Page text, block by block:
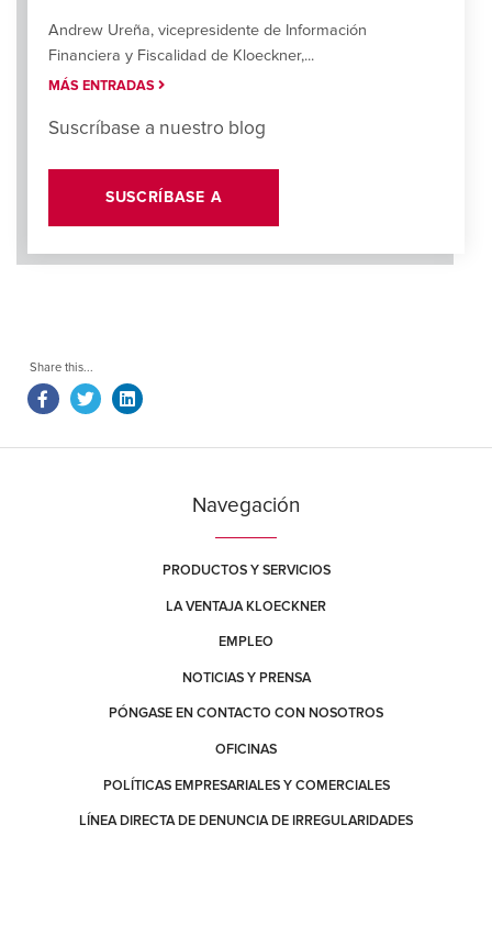
Andrew Ureña, vicepresidente de Información
Financiera y Fiscalidad de Kloeckner,...
MÁS ENTRADAS
Suscríbase a nuestro blog
SUSCRÍBASE A
Navegación
PRODUCTOS Y SERVICIOS
LA VENTAJA KLOECKNER
EMPLEO
NOTICIAS Y PRENSA
PÓNGASE EN CONTACTO CON NOSOTROS
OFICINAS
POLÍTICAS EMPRESARIALES Y COMERCIALES
LÍNEA DIRECTA DE DENUNCIA DE IRREGULARIDADES